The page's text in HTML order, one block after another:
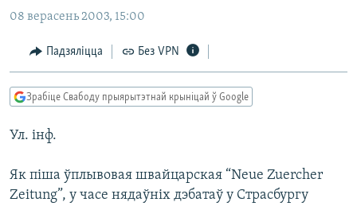
галоўнай
навігацыі
Перайсьці
да
пошуку
ЭКАНОМІКА
ВАЙНА
БЕЛАРУСЫ НА ВАЙНЕ
КУЛЬТУРА
КАЛЯНДАР
ПАДКАСТЫ
КНІГІ
АЎДЫЁКНІГІ
МОВА
НА ХВАЛЯХ СВАБОДЫ
ПАДКАСТЫ
FACEBOOK
TWITTER
САЧЫЦЕ ЗА АБНАЎЛЕНЬНЯМІ
08 верасень 2003, 15:00
Падзяліцца Без VPN
Зрабіце Свабоду прыярытэтнай крыніцай ў Google
Ул. інф.
Як піша ўплывовая швайцарская “Neue Zuercher
Zeitung”, у часе нядаўніх дэбатаў у Страсбургу